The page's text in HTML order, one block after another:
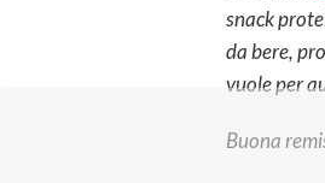
snack
da bere,
vuole per
Buona